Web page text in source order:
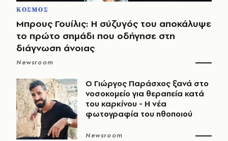
ΚΟΣΜΟΣ
Μπρους Γουίλις: Η σύζυγός του αποκάλυψε
το πρώτο σημάδι που οδήγησε στη
διάγνωση άνοιας
Newsroom
O Γιώργος Παράσχος ξανά στο
νοσοκομείο για θεραπεία κατά
του καρκίνου - Η νέα
φωτογραφία του ηθοποιού
Newsroom